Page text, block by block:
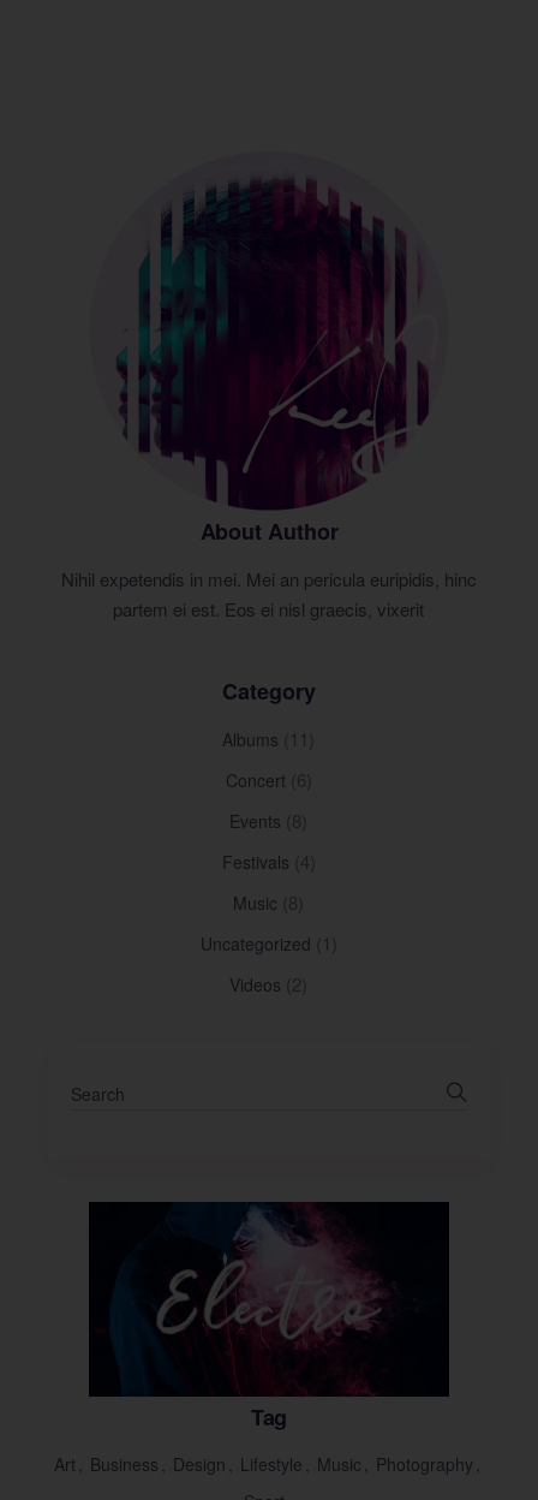
About Author
Nihil expetendis in mei. Mei an pericula euripidis, hinc
partem ei est. Eos ei nisl graecis, vixerit
Category
Albums (11)
Concert (6)
Events (8)
Festivals (4)
Music (8)
Uncategorized (1)
Videos (2)
Tag
Art Business Design Lifestyle Music
Photography